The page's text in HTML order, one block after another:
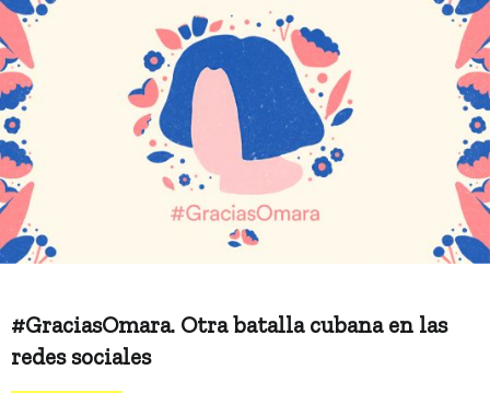
#GraciasOmara. Otra batalla cubana en las
redes sociales